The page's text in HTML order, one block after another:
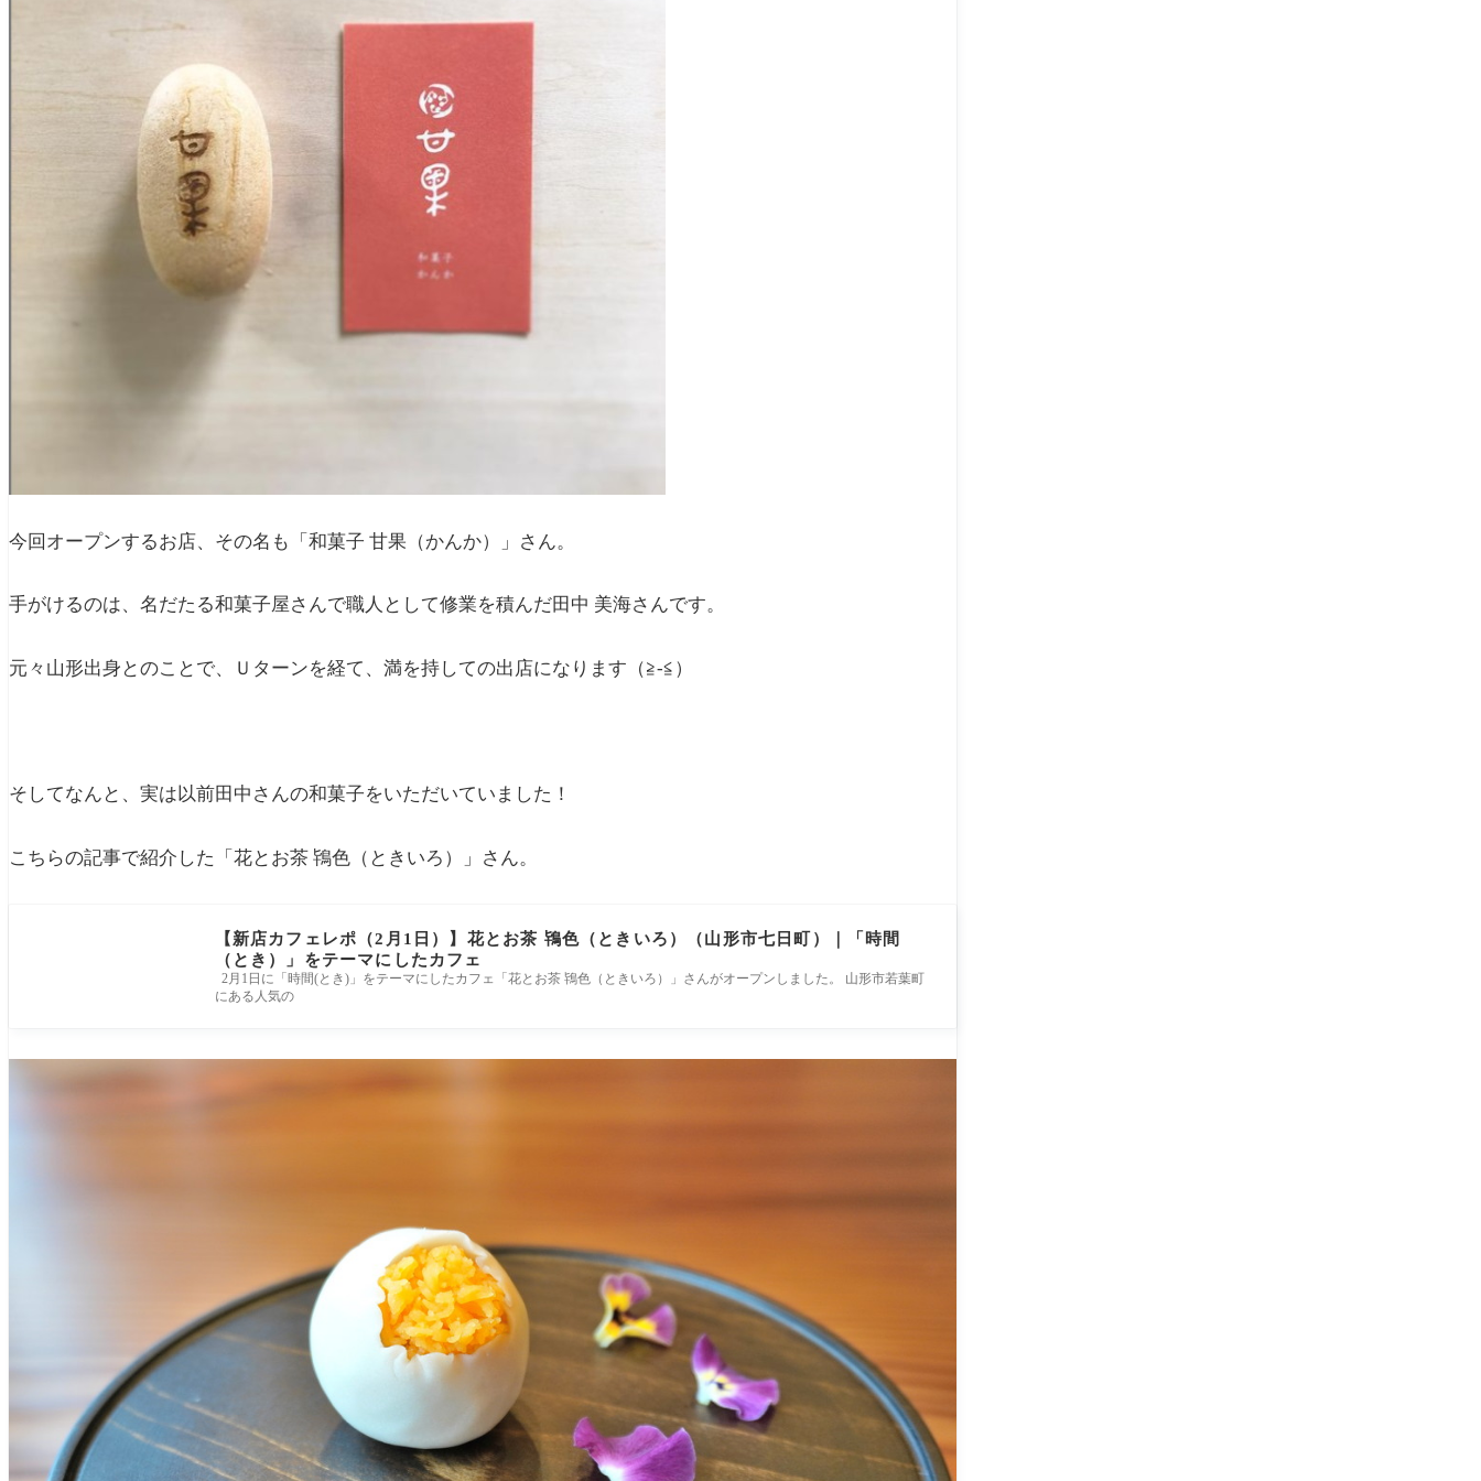
今回オープンするお店、その名も「和菓子 甘果（かんか）」さん。
手がけるのは、名だたる和菓子屋さんで職人として修業を積んだ田中 美海さんです。
元々山形出身とのことで、Ｕターンを経て、満を持しての出店になります（≧-≦）
そしてなんと、実は以前田中さんの和菓子をいただいていました！
こちらの記事で紹介した「花とお茶 鴇色（ときいろ）」さん。
【新店カフェレポ（2月1日）】花とお茶 鴇色（ときいろ）（山形市七日町）｜「時間
（とき）」をテーマにしたカフェ
2月1日に「時間(とき)」をテーマにしたカフェ「花とお茶 鴇色（ときいろ）」さんがオープンしました。 山形市若葉町
にある人気の